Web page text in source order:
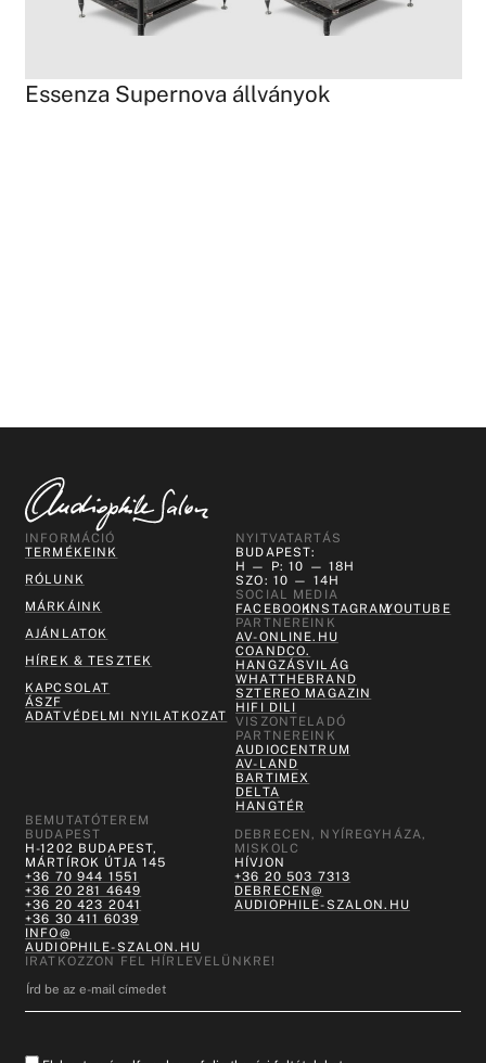
Essenza Supernova állványok
INFORMÁCIÓ
TERMÉKEINK
RÓLUNK
MÁRKÁINK
AJÁNLATOK
HÍREK & TESZTEK
KAPCSOLAT
ÁSZF
ADATVÉDELMI NYILATKOZAT
NYITVATARTÁS
BUDAPEST:
H — P: 10 — 18H
SZO: 10 — 14H
SOCIAL MEDIA
FACEBOOKINSTAGRAMYOUTUBE
PARTNEREINK
AV-ONLINE.HU
COANDCO.
HANGZÁSVILÁG
WHATTHEBRAND
SZTEREO MAGAZIN
HIFI DILI
VISZONTELADÓ
PARTNEREINK
AUDIOCENTRUM
AV-LAND
BARTIMEX
DELTA
HANGTÉR
BEMUTATÓTEREM
BUDAPEST
H-1202 BUDAPEST,
MÁRTÍROK ÚTJA 145
+36 70 944 1551
+36 20 281 4649
+36 20 423 2041
+36 30 411 6039
INFO@
AUDIOPHILE-SZALON.HU
DEBRECEN, NYÍREGYHÁZA,
MISKOLC
HÍVJON
+36 20 503 7313
DEBRECEN@
AUDIOPHILE-SZALON.HU
IRATKOZZON FEL HÍRLEVELÜNKRE!